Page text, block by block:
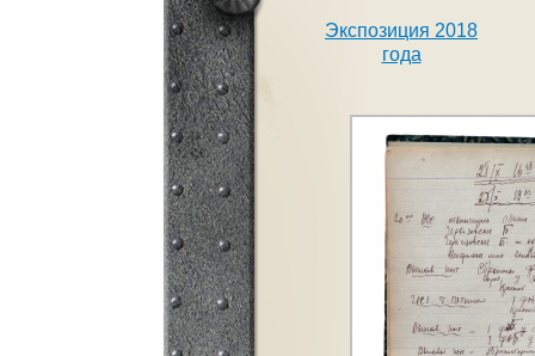
Экспозиция 2018
года